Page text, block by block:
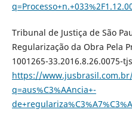
Tribunal de Justiça de São
Regularização da Obra Pela
1001265-33.2016.8.26.0075-
https://
q=aus%C3%AAncia+-